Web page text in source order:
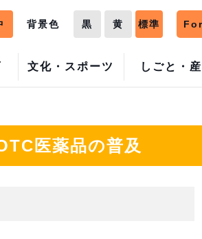
文化・スポーツ しごと・
背景色 黒 黄 標準
医薬品の普及